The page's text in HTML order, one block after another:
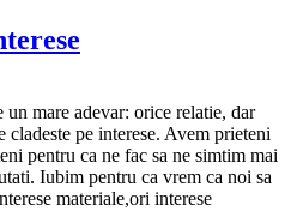
mare adevar: orice relatie, dar
cladeste pe interese. Avem prieteni
pentru ca ne fac sa ne simtim mai
Iubim pentru ca vrem ca noi sa
materiale,ori interese